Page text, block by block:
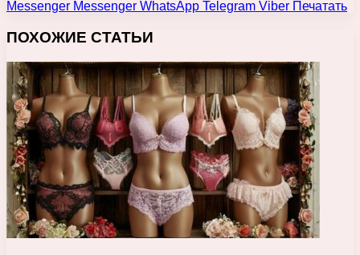
Messenger Messenger WhatsApp Telegram Viber Печатать
ПОХОЖИЕ СТАТЬИ